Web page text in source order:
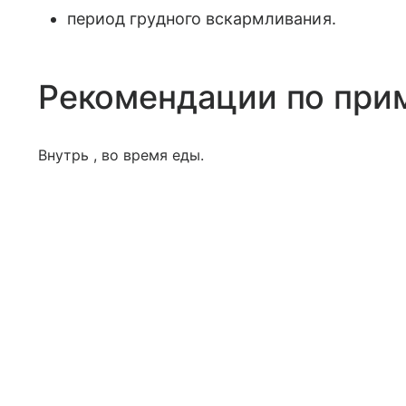
период грудного вскармливания.
Рекомендации по
Внутрь , во время еды.